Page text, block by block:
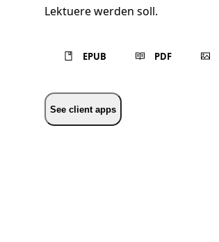
Lektuere werden soll.
EPUB PDF
See client apps